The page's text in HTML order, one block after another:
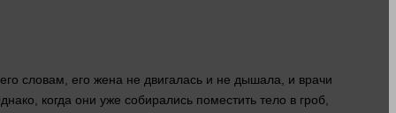
словам, его жена не двигалась и не дышала, и врачи
когда они уже собирались поместить тело в гроб